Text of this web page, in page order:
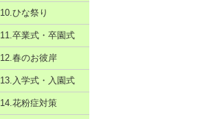
10.ひな祭り
11.卒業式・卒園式
12.春のお彼岸
13.入学式・入園式
14.花粉症対策